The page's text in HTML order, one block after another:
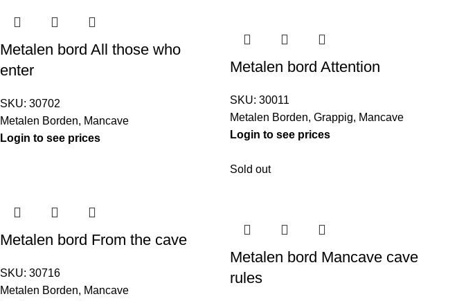
Metalen bord All those who
enter
SKU: 30702
Metalen Borden, Mancave
Login to see prices
Metalen bord Attention
SKU:30011
Metalen Borden,Grappig, Mancave
Login to see prices
Metalen bord From the cave
SKU: 30716
Metalen Borden, Mancave
Sold out
Metalen bord Mancave cave
rules